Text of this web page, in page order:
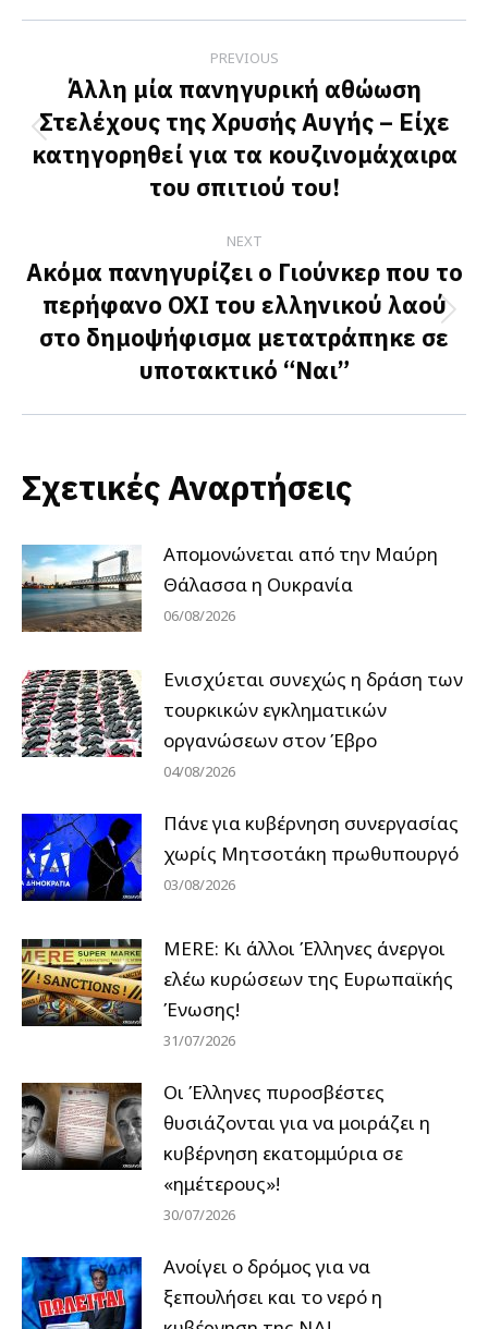
Facebook
X
LinkedIn
navigation
PREVIOUS
Previous
post:
Άλλη μία πανηγυρική αθώωση
Στελέχους της Χρυσής Αυγής – Είχε
κατηγορηθεί για τα κουζινομάχαιρα
του σπιτιού του!
NEXT
Next
post:
Ακόμα πανηγυρίζει ο Γιούνκερ που το
περήφανο ΟΧΙ του ελληνικού λαού
στο δημοψήφισμα μετατράπηκε σε
υποτακτικό “Ναι”
Σχετικές Αναρτήσεις
Απομονώνεται από την Μαύρη
Θάλασσα η Ουκρανία
06/08/2026
Ενισχύεται συνεχώς η δράση των
τουρκικών εγκληματικών
οργανώσεων στον Έβρο
04/08/2026
Πάνε για κυβέρνηση συνεργασίας
χωρίς Μητσοτάκη πρωθυπουργό
03/08/2026
MERE: Κι άλλοι Έλληνες άνεργοι
ελέω κυρώσεων της Ευρωπαϊκής
Ένωσης!
31/07/2026
Οι Έλληνες πυροσβέστες
θυσιάζονται για να μοιράζει η
κυβέρνηση εκατομμύρια σε
«ημέτερους»!
30/07/2026
Ανοίγει ο δρόμος για να
ξεπουλήσει και το νερό η